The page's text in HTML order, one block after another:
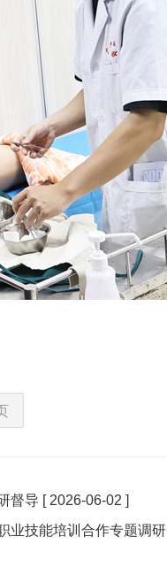
督导 [ 2026-06-02 ]
业技能培训合作专题调研